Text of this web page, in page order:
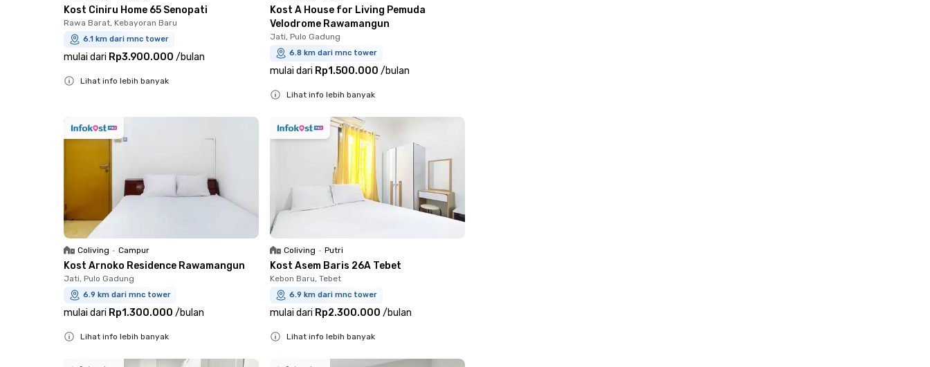
Kost Ciniru Home 65 Senopati
Rawa Barat, Kebayoran Baru
6.1 km dari mnc tower
mulai dari Rp3.900.000 /bulan
Lihat info lebih banyak
Kost A House for Living Pemuda
Velodrome Rawamangun
Jati, Pulo Gadung
6.8 km dari mnc tower
mulai dari Rp1.500.000 /bulan
Lihat info lebih banyak
Coliving • Campur
Kost Arnoko Residence Rawamangun
Jati, Pulo Gadung
6.9 km dari mnc tower
mulai dari Rp1.300.000 /bulan
Lihat info lebih banyak
Coliving • Putri
Kost Asem Baris 26A Tebet
Kebon Baru, Tebet
6.9 km dari mnc tower
mulai dari Rp2.300.000 /bulan
Lihat info lebih banyak